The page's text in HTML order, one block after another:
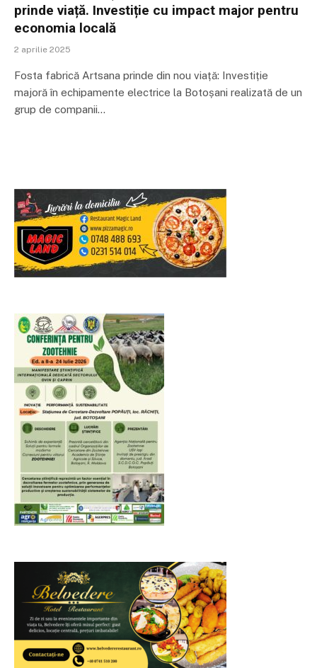
prinde viață. Investiție cu impact major pentru
economia locală
2 aprilie 2025
Fosta fabrică Artsana prinde din nou viață: Investiție
majoră în echipamente electrice la Botoșani realizată de un
grup de companii…